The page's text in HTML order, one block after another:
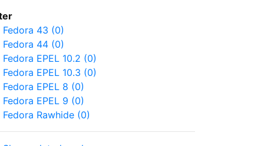
Fedora 43 (0)
Fedora 44 (0)
Fedora EPEL 10.2 (0)
Fedora EPEL 10.3 (0)
Fedora EPEL 8 (0)
Fedora EPEL 9 (0)
Fedora Rawhide (0)